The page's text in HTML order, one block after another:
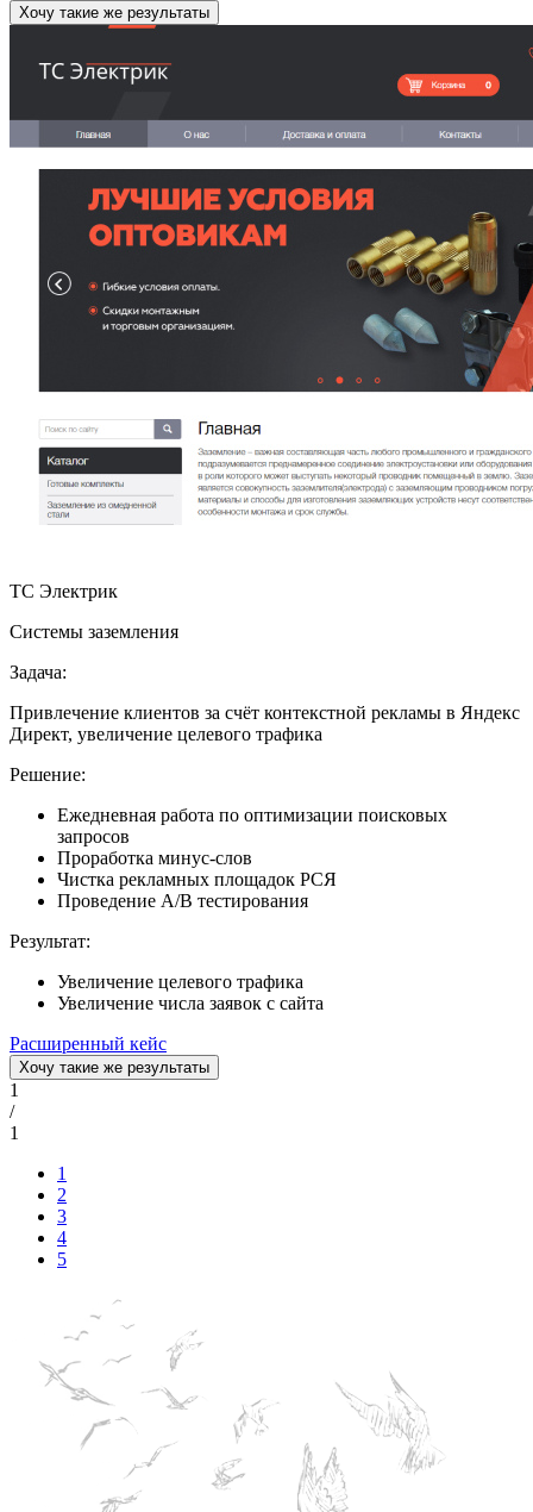
Хочу такие же результаты
ТС Электрик
Системы заземления
Задача:
Привлечение клиентов за счёт контекстной рекламы в Яндекс
Директ, увеличение целевого трафика
Решение:
Ежедневная работа по оптимизации поисковых
запросов
Проработка минус-слов
Чистка рекламных площадок РСЯ
Проведение А/В тестирования
Результат:
Увеличение целевого трафика
Увеличение числа заявок с сайта
Расширенный кейс
Хочу такие же результаты
1
/
1
1
2
3
4
5